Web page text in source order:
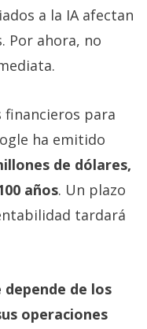
a la IA afectan
Por ahora, no
financieros para
ha emitido
de dólares,
años. Un plazo
tardará
depende de los
operaciones